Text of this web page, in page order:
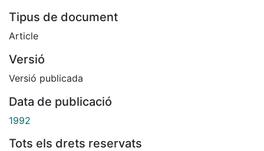
Tipus de document
Article
Versió
Versió publicada
Data de publicació
1992
Tots els drets reservats